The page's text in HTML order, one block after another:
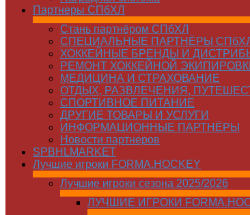
Партнеры СПбХЛ
Стань партнёром СПбХЛ
СПЕЦИАЛЬНЫЕ ПАРТНЁРЫ
ХОККЕЙНЫЕ БРЕНДЫ И
РЕМОНТ ХОККЕЙНОЙ
МЕДИЦИНА И СТРАХОВАНИЕ
ОТДЫХ, РАЗВЛЕЧЕНИЯ,
СПОРТИВНОЕ ПИТАНИЕ
ДРУГИЕ ТОВАРЫ И УСЛУГИ
ИНФОРМАЦИОННЫЕ ПАРТНЁРЫ
Новости партнеров
SPBHLMARKET
Лучшие игроки FORMA.HOCKEY
Лучшие игроки сезона 2025/2026
ЛУЧШИЕ ИГРОКИ